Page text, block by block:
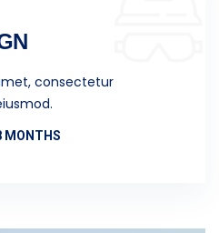
consectetur
MONTHS